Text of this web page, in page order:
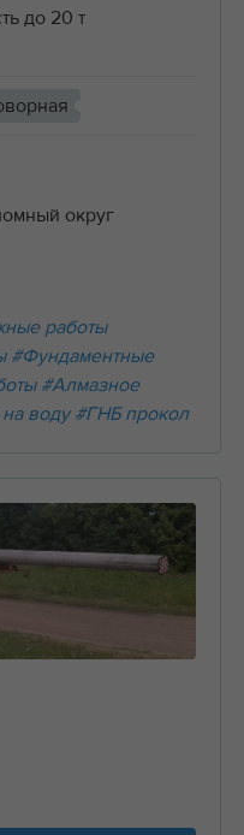
до 20 т
округ
работы
#Фундаментные
#Алмазное
воду #ГНБ прокол